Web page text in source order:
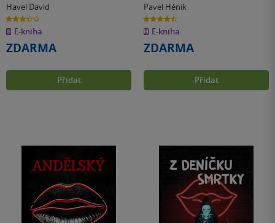
Havel David
3.4
z
5
hvězdiček
E-kniha
ZDARMA
Přidat
Pavel Hénik
4.4
z
5
hvězdiček
E-kniha
ZDARMA
Přidat